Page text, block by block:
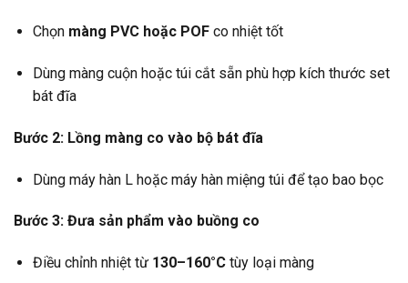
Chọn màng PVC hoặc POFco nhiệt tốt
Dùng màng cuộn hoặc túi cắt sẵn phù hợp kích thước set
bát đĩa
Bước 2: Lồng màng co vào bộ bát đĩa
Dùng máy hàn L hoặc máy hàn miệng túi để tạo bao bọc
Bước 3: Đưa sản phẩm vào buồng co
Điều chỉnh nhiệt từ 130–160°Ctùy loại màng